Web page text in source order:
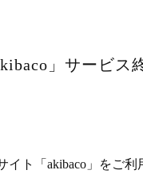
」サービス
ト「akibaco」をご